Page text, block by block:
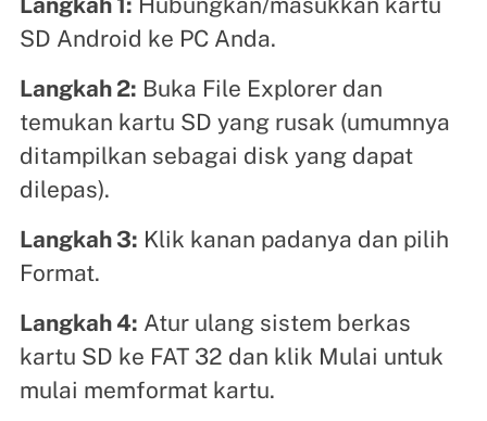
SD Android ke PC Anda.
Langkah 2: Buka File Explorer dan
temukan kartu SD yang rusak (umumnya
ditampilkan sebagai disk yang dapat
dilepas).
Langkah 3: Klik kanan padanya dan pilih
Format.
Langkah 4: Atur ulang sistem berkas
kartu SD ke FAT 32 dan klik Mulai untuk
mulai memformat kartu.